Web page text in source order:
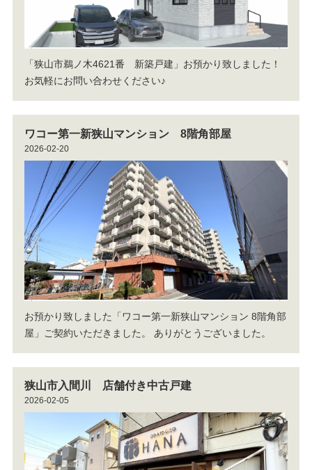
「狭山市鵜ノ木4621番 新築戸建」お預かり致しました！
お気軽にお問い合わせください♪
ワコー第一新狭山マンション 8階角部屋
2026-02-20
お預かり致しました「ワコー第一新狭山マンション 8階角部
屋」ご契約いただきました。 ありがとうございました。
狭山市入間川 店舗付き中古戸建
2026-02-05